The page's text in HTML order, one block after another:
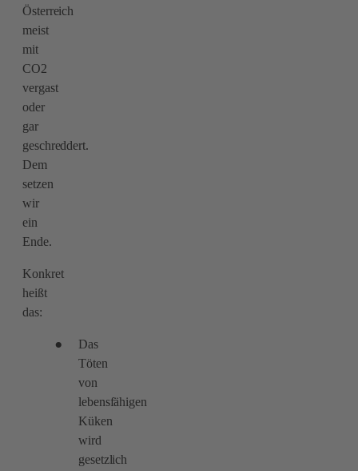
Österreich
meist
mit
CO2
vergast
oder
gar
geschreddert.
Dem
setzen
wir
ein
Ende.
Konkret
heißt
das:
Das
Töten
von
lebensfähigen
Küken
wird
gesetzlich